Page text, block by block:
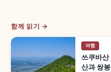
함께 읽기 →
여행
쓰쿠바
산과 쌍